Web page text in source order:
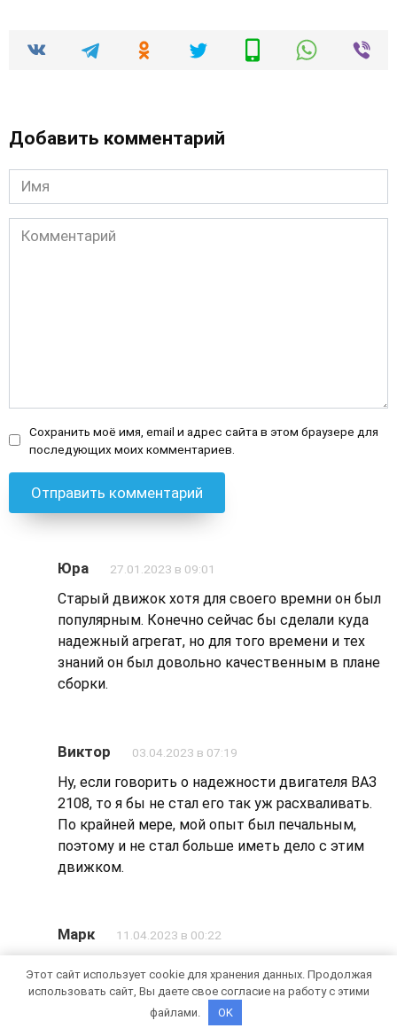
Добавить комментарий
Имя
Комментарий
Сохранить моё имя, email и адрес сайта в этом браузере для
последующих моих комментариев.
Юра 27.01.2023 в 09:01
Старый движок хотя для своего времни он был
популярным. Конечно сейчас бы сделали куда
надежный агрегат, но для того времени и тех
знаний он был довольно качественным в плане
сборки.
Виктор 03.04.2023 в 07:19
Ну, если говорить о надежности двигателя ВАЗ
2108, то я бы не стал его так уж расхваливать.
По крайней мере, мой опыт был печальным,
поэтому и не стал больше иметь дело с этим
движком.
Марк 11.04.2023 в 00:22
моторы, если не следить за его состоянием.
начинает выдавать разные нехорошие штуки.
раз в полгода техобслуживание это прямо маст-
Этот сайт использует cookie для хранения данных. Продолжая
использовать сайт, Вы даете свое согласие на работу с этими
файлами.
OK